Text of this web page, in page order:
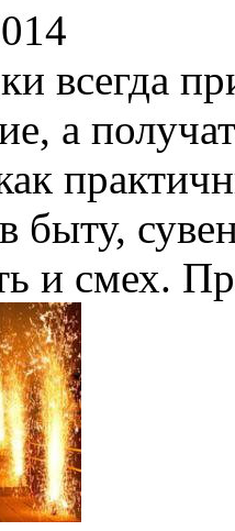
всегда
а
в быту,
и смех.